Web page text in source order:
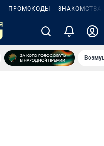
ПРОМОКОДЫ ЗНАКОМСТВА